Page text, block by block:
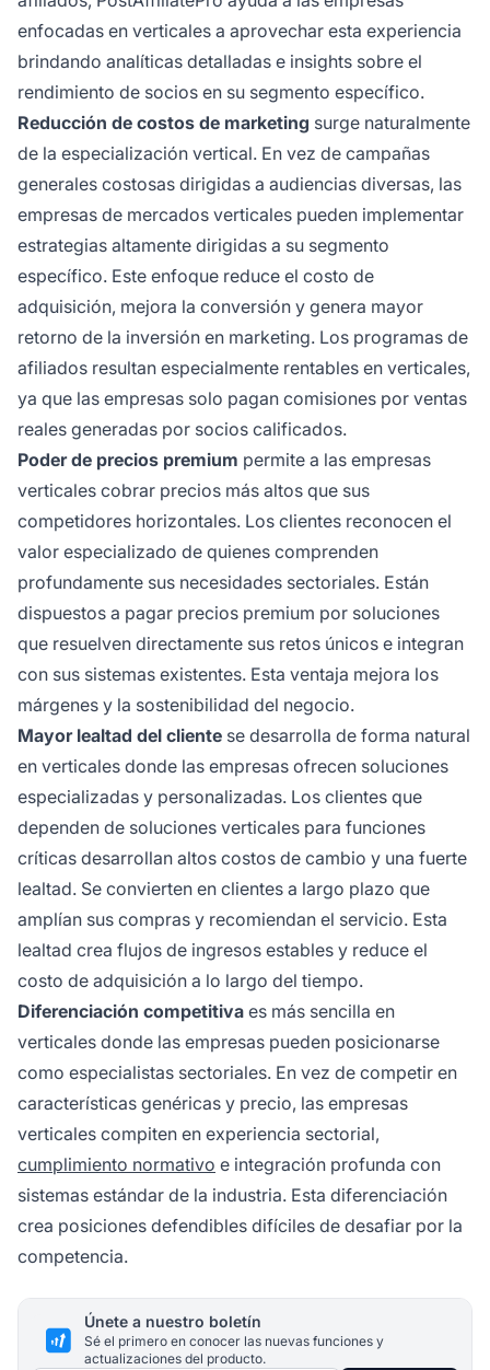
enfocadas en verticales a aprovechar esta experiencia
brindando analíticas detalladas e insights sobre el
rendimiento de socios en su segmento específico.
Reducción de costos de marketing surge naturalmente
de la especialización vertical. En vez de campañas
generales costosas dirigidas a audiencias diversas, las
empresas de mercados verticales pueden implementar
estrategias altamente dirigidas a su segmento
específico. Este enfoque reduce el costo de
adquisición, mejora la conversión y genera mayor
retorno de la inversión en marketing. Los programas de
afiliados resultan especialmente rentables en verticales,
ya que las empresas solo pagan comisiones por ventas
reales generadas por socios calificados.
Poder de precios premium permite a las empresas
verticales cobrar precios más altos que sus
competidores horizontales. Los clientes reconocen el
valor especializado de quienes comprenden
profundamente sus necesidades sectoriales. Están
dispuestos a pagar precios premium por soluciones
que resuelven directamente sus retos únicos e integran
con sus sistemas existentes. Esta ventaja mejora los
márgenes y la sostenibilidad del negocio.
Mayor lealtad del cliente se desarrolla de forma natural
en verticales donde las empresas ofrecen soluciones
especializadas y personalizadas. Los clientes que
dependen de soluciones verticales para funciones
críticas desarrollan altos costos de cambio y una fuerte
lealtad. Se convierten en clientes a largo plazo que
amplían sus compras y recomiendan el servicio. Esta
lealtad crea flujos de ingresos estables y reduce el
costo de adquisición a lo largo del tiempo.
Diferenciación competitiva es más sencilla en
verticales donde las empresas pueden posicionarse
como especialistas sectoriales. En vez de competir en
características genéricas y precio, las empresas
verticales compiten en experiencia sectorial,
cumplimiento normativo e integración profunda con
sistemas estándar de la industria. Esta diferenciación
crea posiciones defendibles difíciles de desafiar por la
competencia.
Únete a nuestro boletín
Sé el primero en conocer las nuevas funciones y
actualizaciones del producto.